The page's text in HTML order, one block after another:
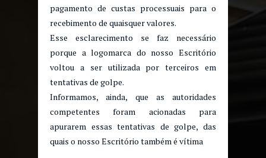
pagamento de custas processuais para o
recebimento de quaisquer valores.
Esse esclarecimento se faz necessário
porque a logomarca do nosso Escritório
voltou a ser utilizada por terceiros em
tentativas de golpe.
Informamos, ainda, que as autoridades
competentes foram acionadas para
apurarem essas tentativas de golpe, das
quais o nosso Escritório também é vítima